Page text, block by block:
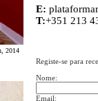
2014
E:
T:+351 213
Registe-se para
Nome:
Email: